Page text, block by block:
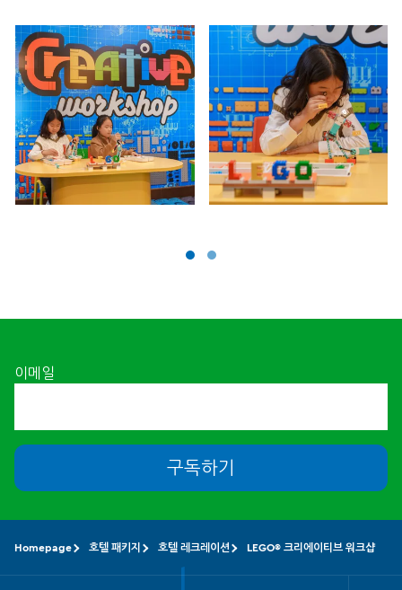
이메일
구독하기
Homepage 호텔 패키지 호텔 레크레이션 LEGO® 크리에이티브 워크샵